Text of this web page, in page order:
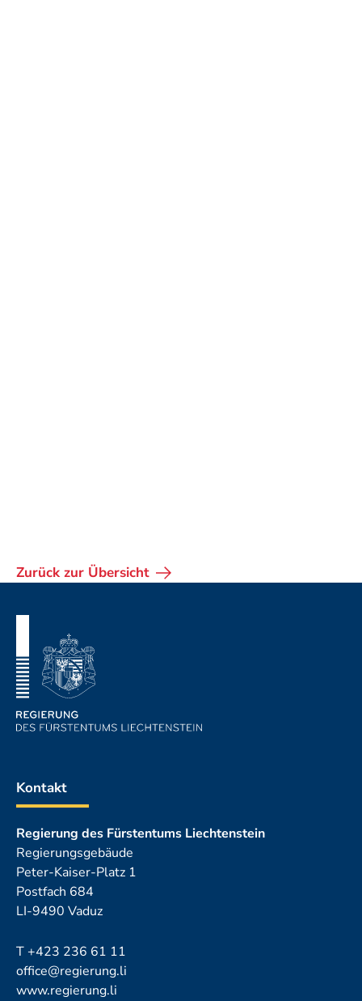
Zurück zur Übersicht
Kontakt
Regierung des Fürstentums Liechtenstein
Regierungsgebäude
Peter-Kaiser-Platz 1
Postfach 684
LI-9490 Vaduz
T+423 236 61 11
office@regierung.li
www.regierung.li